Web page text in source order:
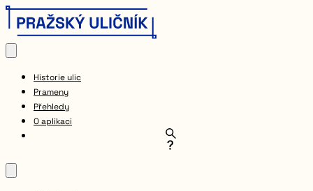
Historie ulic
Prameny
Přehledy
O aplikaci